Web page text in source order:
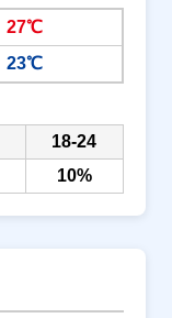
27℃
23℃
18-24
10%